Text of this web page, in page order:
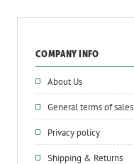
COMPANY INFO
About Us
General terms of sales
Privacy policy
Shipping & Returns